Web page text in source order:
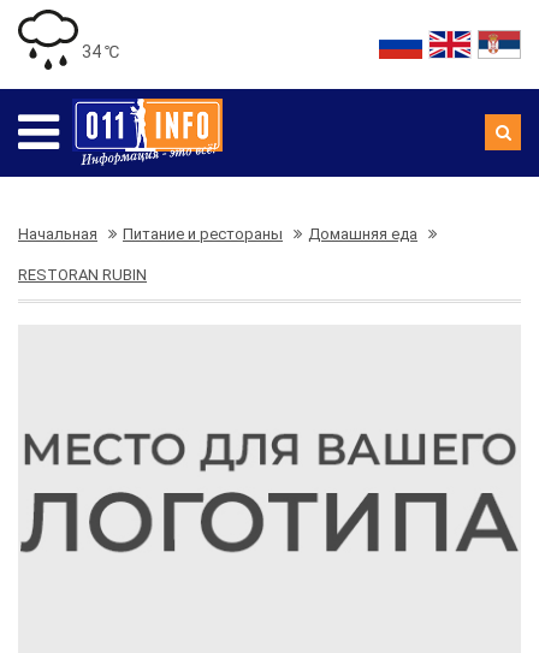
34 ℃
Начальная Питание и рестораны Домашняя еда
RESTORAN RUBIN